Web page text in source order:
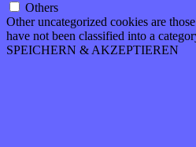
Others
Other uncategorized cookies are
have not been classified into a
SPEICHERN & AKZEPTIEREN